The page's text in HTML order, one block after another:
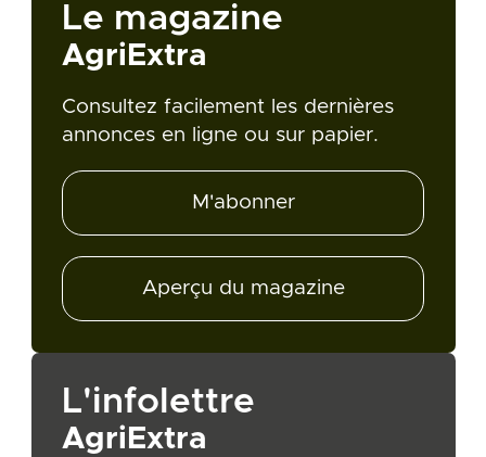
Le magazine
AgriExtra
Consultez facilement les dernières
annonces en ligne ou sur papier.
M'abonner
Aperçu du magazine
L'infolettre
AgriExtra